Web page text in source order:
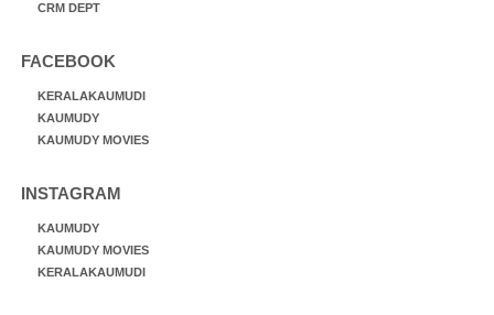
CRM DEPT
FACEBOOK
KERALAKAUMUDI
KAUMUDY
KAUMUDY MOVIES
INSTAGRAM
KAUMUDY
KAUMUDY MOVIES
KERALAKAUMUDI